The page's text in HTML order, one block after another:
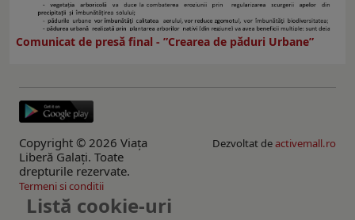
Comunicat de presă final - ”Crearea de păduri Urbane”
Copyright © 2026 Viaţa
Liberă Galaţi. Toate
drepturile rezervate.
Dezvoltat deactivemall.ro
Termeni si conditii
Listă cookie-uri